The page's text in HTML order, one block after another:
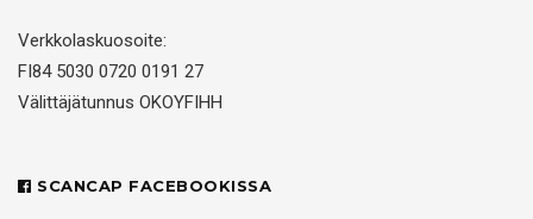
Verkkolaskuosoite:
FI84 5030 0720 0191 27
Välittäjätunnus OKOYFIHH
SCANCAP FACEBOOKISSA